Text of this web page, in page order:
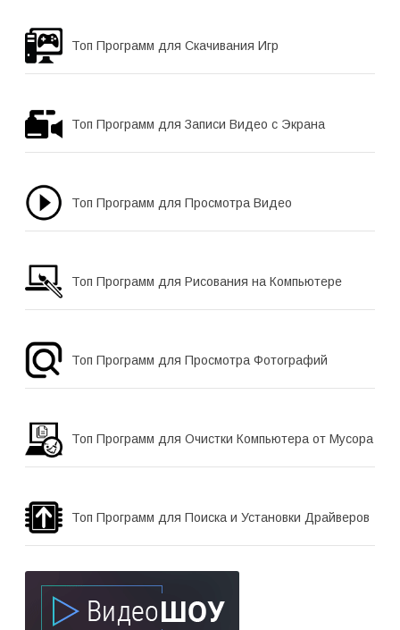
Топ Программ для Скачивания Игр
Топ Программ для Записи Видео с Экрана
Топ Программ для Просмотра Видео
Топ Программ для Рисования на Компьютере
Топ Программ для Просмотра Фотографий
Топ Программ для Очистки Компьютера от Мусора
Топ Программ для Поиска и Установки Драйверов